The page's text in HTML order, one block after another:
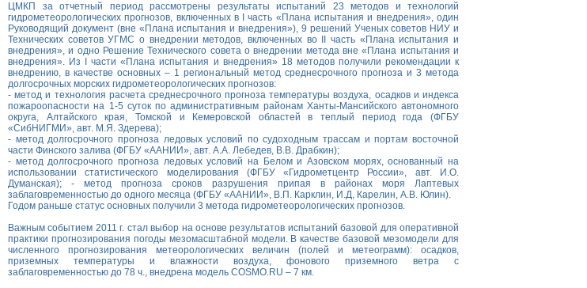
ЦМКП за отчетный период рассмотрены результаты испытаний 23 методов и технологий
гидрометеорологических прогнозов, включенных в I часть «Плана испытания и внедрения», один
Руководящий документ (вне «Плана испытания и внедрения»), 9 решений Ученых советов НИУ и
Технических советов УГМС о внедрении методов, включенных во II часть «Плана испытания и
внедрения», и одно Решение Технического совета о внедрении метода вне «Плана испытания и
внедрения». Из I части «Плана испытания и внедрения» 18 методов получили рекомендации к
внедрению, в качестве основных – 1 региональный метод среднесрочного прогноза и 3 метода
долгосрочных морских гидрометеорологических прогнозов:
- метод и технология расчета среднесрочного прогноза температуры воздуха, осадков и индекса
пожароопасности на 1-5 суток по административным районам Ханты-Мансийского автономного
округа, Алтайского края, Томской и Кемеровской областей в теплый период года (ФГБУ
«СибНИГМИ», авт. М.Я. Здерева);
- метод долгосрочного прогноза ледовых условий по судоходным трассам и портам восточной
части Финского залива (ФГБУ «ААНИИ», авт. А.А. Лебедев, В.В. Драбкин);
- метод долгосрочного прогноза ледовых условий на Белом и Азовском морях, основанный на
использовании статистического моделирования (ФГБУ «Гидрометцентр России», авт. И.О.
Думанская); - метод прогноза сроков разрушения припая в районах моря Лаптевых
заблаговременностью до одного месяца (ФГБУ «ААНИИ», В.П. Карклин, И.Д, Карелин, А.В. Юлин).
Годом раньше статус основных получили 3 метода гидрометеорологических прогнозов.
Важным событием 2011 г. стал выбор на основе результатов испытаний базовой для оперативной
практики прогнозирования погоды мезомасштабной модели. В качестве базовой мезомодели для
численного прогнозирования метеорологических величин (полей и метеограмм): осадков,
приземных температуры и влажности воздуха, фонового приземного ветра с
заблаговременностью до 78 ч., внедрена модель COSMO.RU – 7 км.